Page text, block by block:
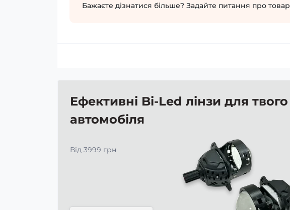
Бажаєте дізнатися більше? Задайте питання про товар
Ефективні Bi-Led лінзи для твого
автомобіля
Від 3999 грн